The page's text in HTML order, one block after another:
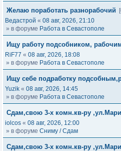
Желаю поработать разнорабочий
Ведастрой « 08 авг, 2026, 21:10
» в форуме Работа в Севастополе
Ищу работу подсобником,
RiF77 « 08 авг, 2026, 18:08
» в форуме Работа в Севастополе
Ищу себе подработку
Yuzik « 08 авг, 2026, 14:45
» в форуме Работа в Севастополе
Сдам,свою 3-х комн.кв-ру
iolcos « 08 авг, 2026, 12:00
» в форуме Сниму / Сдам
Сдам,свою 3-х комн.кв-ру